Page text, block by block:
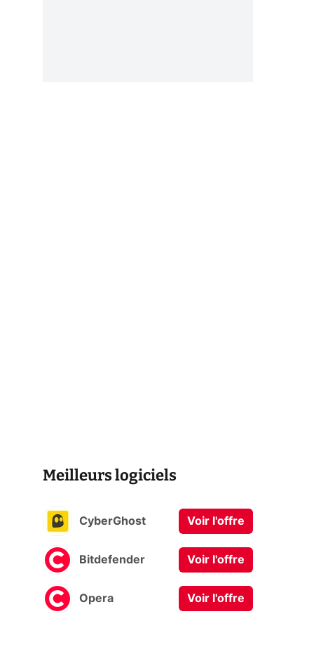
Meilleurs logiciels
CyberGhost Voir l'offre
Bitdefender Voir l'offre
Opera Voir l'offre